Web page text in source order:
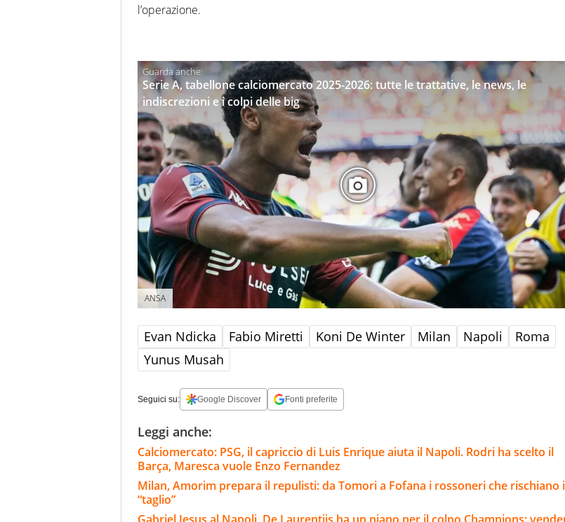
l’operazione.
Serie A, tabellone calciomercato 2025-2026: tutte le trattative, le news, le
indiscrezioni e i colpi delle big
ANSA
Evan Ndicka Fabio Miretti Koni De Winter Milan Napoli
Roma
Yunus Musah
Seguici su: Google Discover Fonti preferite
Leggi anche:
Calciomercato: PSG, il capriccio di Luis Enrique aiuta il Napoli. Rodri ha scelto il
Barça, Maresca vuole Enzo Fernandez
Milan, Amorim prepara il repulisti: da Tomori a Fofana i rossoneri che rischiano
“taglio”